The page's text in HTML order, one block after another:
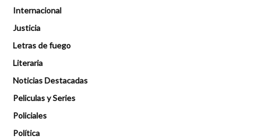
Internacional
Justicia
Letras de fuego
Literaria
Noticias Destacadas
Peliculas y Series
Policiales
Política